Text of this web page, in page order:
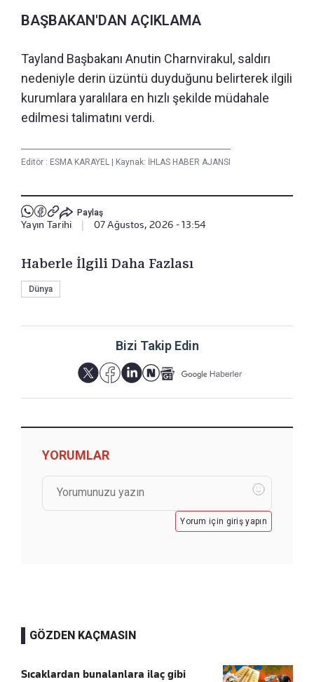
BAŞBAKAN'DAN AÇIKLAMA
Tayland Başbakanı Anutin Charnvirakul, saldırı
nedeniyle derin üzüntü duyduğunu belirterek ilgili
kurumlara yaralılara en hızlı şekilde müdahale
edilmesi talimatını verdi.
Editör : ESMA KARAYEL Kaynak: İHLAS HABER AJANSI
Paylaş
Yayın Tarihi 07 Ağustos, 2026 - 13:54
Haberle İlgili Daha Fazlası
Dünya
Bizi Takip Edin
YORUMLAR
Yorum için giriş yapın
GÖZDEN KAÇMASIN
Sıcaklardan bunalanlara ilaç gibi